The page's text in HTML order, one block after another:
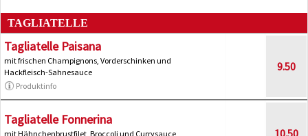
TAGLIATELLE
Tagliatelle Paisana
mit frischen Champignons, Vorderschinken und
Hackfleisch-Sahnesauce
Produktinfo
9.50
Tagliatelle Fonnerina
mit Hähnchenbrustfilet, Broccoli und Currysauce
10.50